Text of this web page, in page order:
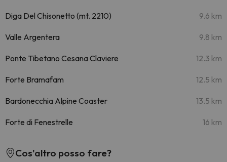
Diga Del Chisonetto (mt. 2210) 9.6 km
Valle Argentera 9.8 km
Ponte Tibetano Cesana Claviere 12.3 km
Forte Bramafam 12.5 km
Bardonecchia Alpine Coaster 13.5 km
Forte di Fenestrelle 16 km
Cos'altro posso fare?